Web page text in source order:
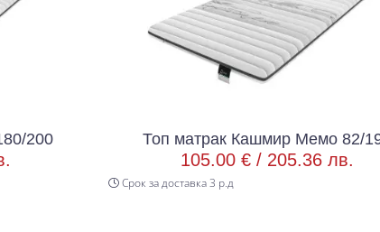
Топ матрак Кашмир Мемо 82/190
205.36 лв.
Срок за доставка 3 р.д